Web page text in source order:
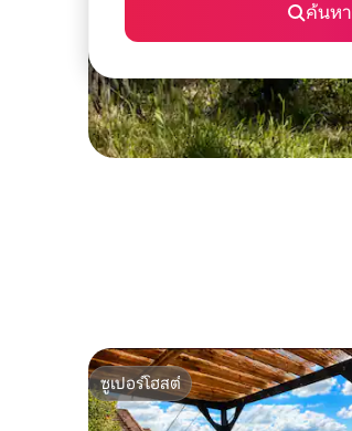
ค้นหา
ซูเปอร์โฮสต์
ซูเปอร์โฮสต์